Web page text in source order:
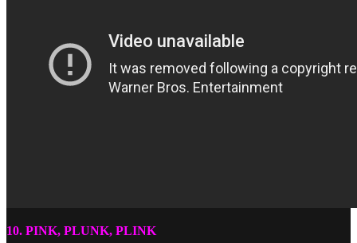
10. PINK, PLUNK, PLINK